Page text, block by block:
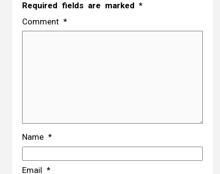
Required fields are marked *
Comment *
Name *
Email *